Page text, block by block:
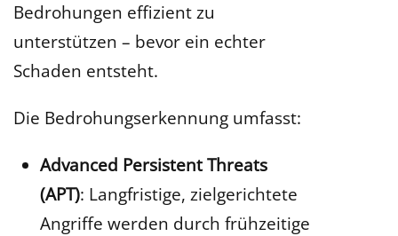
Bedrohungen effizient zu
unterstützen – bevor ein echter
Schaden entsteht.
Die Bedrohungserkennung umfasst:
Advanced Persistent Threats
(APT): Langfristige, zielgerichtete
Angriffe werden durch frühzeitige